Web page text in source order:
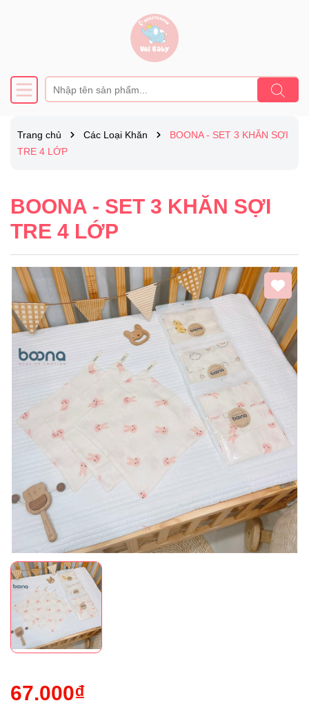
Trang chủ Các Loại Khăn
BOONA - SET 3 KHĂN SỢI
TRE 4 LỚP
BOONA - SET 3 KHĂN SỢI
TRE 4 LỚP
67.000₫
Mã giảm giá:
Ngày hết hạn:
Điều kiện: